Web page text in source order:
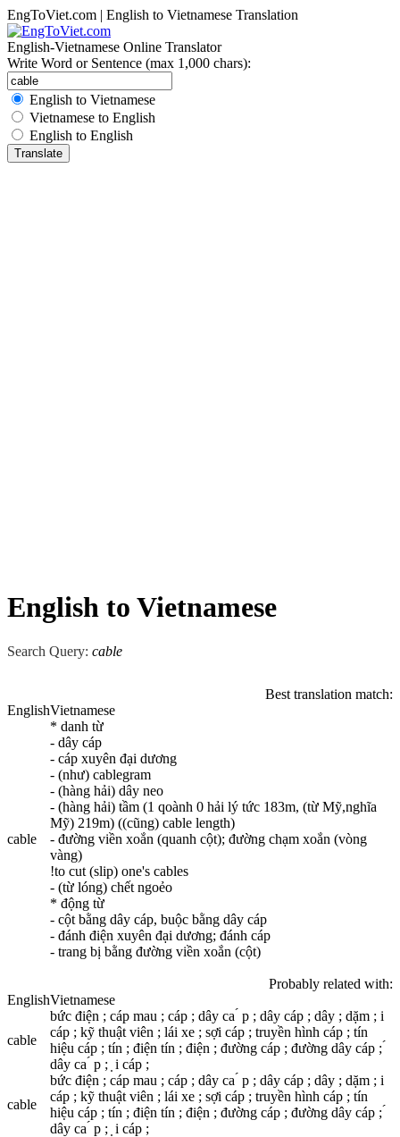
EngToViet.com | English to Vietnamese Translation
English-Vietnamese Online Translator
Write Word or Sentence (max 1,000 chars):
English to Vietnamese
Vietnamese to English
English to English
English to Vietnamese
Search Query: cable
Best translation match:
EnglishVietnamese
cable
* danh từ
- dây cáp
- cáp xuyên đại dương
- (như) cablegram
- (hàng hải) dây neo
- (hàng hải) tầm (1 qoành 0 hải lý tức 183m, (từ Mỹ,nghĩa
Mỹ) 219m) ((cũng) cable length)
- đường viền xoắn (quanh cột); đường chạm xoắn (vòng
vàng)
!to cut (slip) one's cables
- (từ lóng) chết ngoẻo
* động từ
- cột bằng dây cáp, buộc bằng dây cáp
- đánh điện xuyên đại dương; đánh cáp
- trang bị bằng đường viền xoắn (cột)
Probably related with:
EnglishVietnamese
cable
bức điện ; cáp mau ; cáp ; dây ca ́ p ; dây cáp ; dây ; dặm ; i
cáp ; kỹ thuật viên ; lái xe ; sợi cáp ; truyền hình cáp ; tín
hiệu cáp ; tín ; điện tín ; điện ; đường cáp ; đường dây cáp ; ́
dây ca ́ p ; ̣ i cáp ;
cable
bức điện ; cáp mau ; cáp ; dây ca ́ p ; dây cáp ; dây ; dặm ; i
cáp ; kỹ thuật viên ; lái xe ; sợi cáp ; truyền hình cáp ; tín
hiệu cáp ; tín ; điện tín ; điện ; đường cáp ; đường dây cáp ; ́
dây ca ́ p ; ̣ i cáp ;